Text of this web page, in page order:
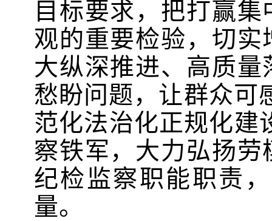
目标要求，把打赢
观的重要检验，切
大纵深推进、高质量
愁盼问题，让群众可
范化法治化正规化建
察铁军， 大力弘扬劳
纪检监察职能职责
量。